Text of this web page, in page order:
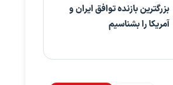
بزرگترین بازنده توافق ایران و
آمریکا را بشناسیم